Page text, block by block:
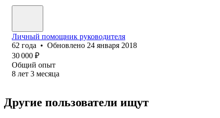
Личный помощник руководителя
62 года • Обновлено 24 января 2018
30 000 ₽
Общий опыт
8 лет 3 месяца
Другие пользователи ищут